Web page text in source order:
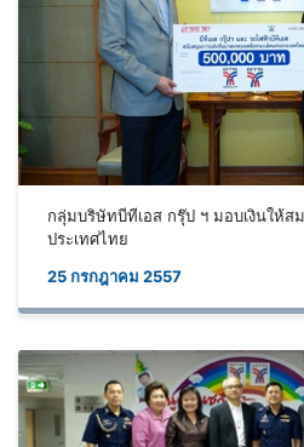
กลุ่มบริษัทบีทีเอส กรุ๊ป ฯ มอบเงินให้ส
ประเทศไทย
25 กรกฎาคม 2557